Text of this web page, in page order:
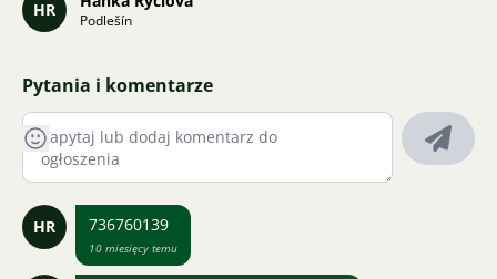
HR
Podlešín
Pytania i komentarze
HR 736760139
10 miesięcy temu